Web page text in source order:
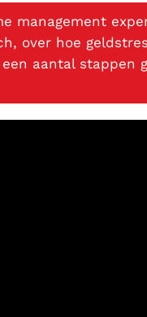
management
over hoe
aantal stappen